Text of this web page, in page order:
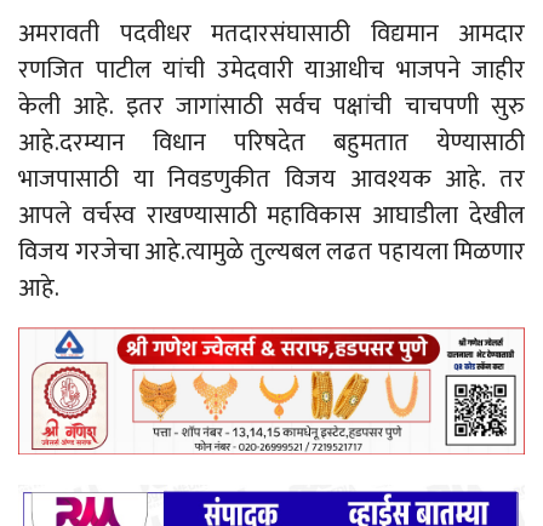
अमरावती पदवीधर मतदारसंघासाठी विद्यमान आमदार
रणजित पाटील यांची उमेदवारी याआधीच भाजपने जाहीर
केली आहे. इतर जागांसाठी सर्वच पक्षांची चाचपणी सुरु
आहे.दरम्यान विधान परिषदेत बहुमतात येण्यासाठी
भाजपासाठी या निवडणुकीत विजय आवश्यक आहे. तर
आपले वर्चस्व राखण्यासाठी महाविकास आघाडीला देखील
विजय गरजेचा आहे.त्यामुळे तुल्यबल लढत पहायला मिळणार
आहे.